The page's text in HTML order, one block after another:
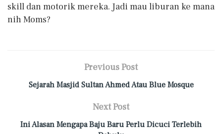
skill dan motorik mereka. Jadi mau liburan ke mana
nih Moms?
Previous Post
Sejarah Masjid Sultan Ahmed Atau Blue Mosque
Next Post
Ini Alasan Mengapa Baju Baru Perlu Dicuci Terlebih